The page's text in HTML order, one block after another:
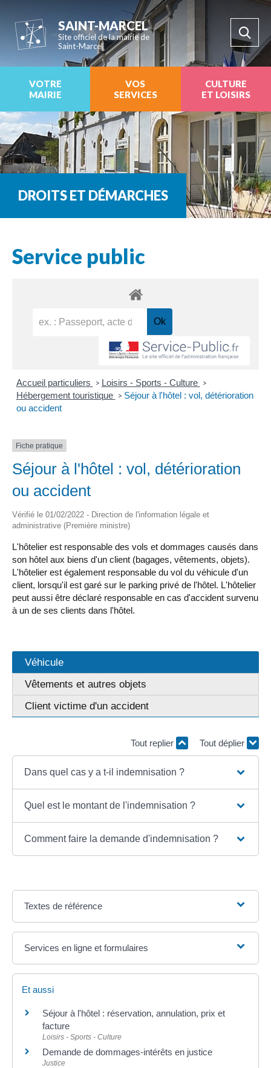
SAINT-MARCEL
Site officiel de la mairie de
Saint-Marcel
VOTRE
MAIRIE
VOS
SERVICES
CULTURE
ET LOISIRS
DROITS ET DÉMARCHES
Service public
Accueil particuliers > Loisirs - Sports - Culture >
Hébergement touristique > Séjour à l'hôtel : vol, détérioration
ou accident
Fiche pratique
Séjour à l'hôtel : vol, détérioration
ou accident
Vérifié le 01/02/2022 - Direction de l'information légale et
administrative (Première ministre)
L'hôtelier est responsable des vols et dommages causés dans
son hôtel aux biens d'un client (bagages, vêtements, objets).
L'hôtelier est également responsable du vol du véhicule d'un
client, lorsqu'il est garé sur le parking privé de l'hôtel. L'hôtelier
peut aussi être déclaré responsable en cas d'accident survenu
à un de ses clients dans l'hôtel.
Véhicule
Vêtements et autres objets
Client victime d'un accident
Tout replier Tout déplier
Dans quel cas y a t-il indemnisation ?
Quel est le montant de l'indemnisation ?
Comment faire la demande d'indemnisation ?
Textes de référence
Services en ligne et formulaires
Et aussi
Séjour à l'hôtel : réservation, annulation, prix et
facture
Loisirs - Sports - Culture
Demande de dommages-intérêts en justice
Justice